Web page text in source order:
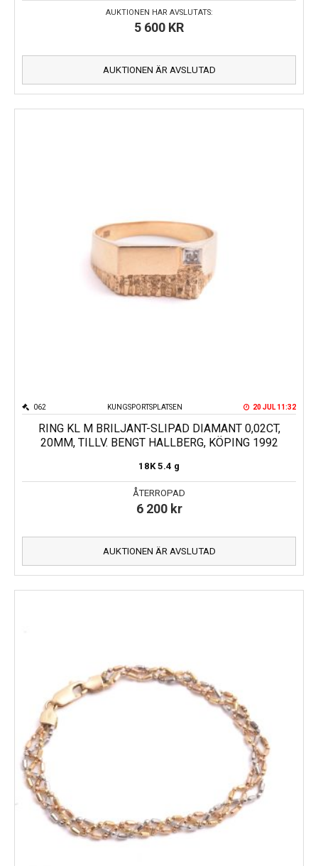
AUKTIONEN HAR AVSLUTATS:
5 600 KR
AUKTIONEN ÄR AVSLUTAD
KUNGSPORTSPLATSEN
062 20 JUL 11:32
RING KL M BRILJANT-SLIPAD DIAMANT 0,02CT,
20MM, TILLV. BENGT HALLBERG, KÖPING 1992
18K 5.4 g
ÅTERROPAD
6 200 kr
AUKTIONEN ÄR AVSLUTAD